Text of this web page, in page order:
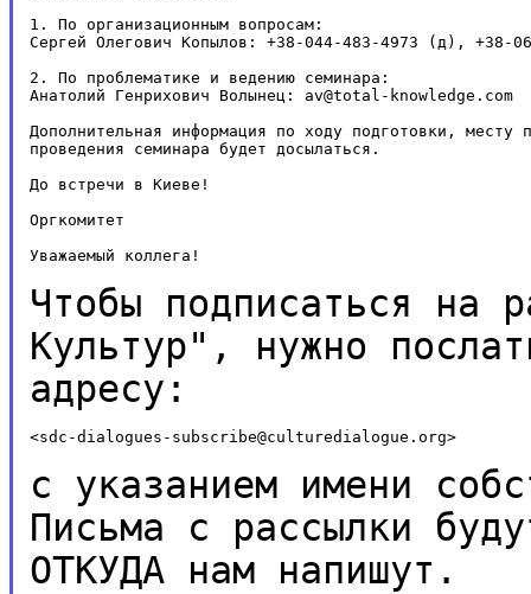
1. По организационным вопросам:
Сергей Олегович Копылов: +38-044-483-4973 (д), +38-
2. По проблематике и ведению семинара:
Анатолий Генрихович Волынец: av@total-knowledge.com
Дополнительная информация по ходу подготовки, месту
проведения семинара будет досылаться.
До встречи в Киеве!
Оргкомитет
Уважаемый коллега!
Чтобы подписаться на
Культур", нужно
адресу:
<sdc-dialogues-subscribe@culturedialogue.org>
с указанием имени
Письма с рассылки
ОТКУДА нам напишут.